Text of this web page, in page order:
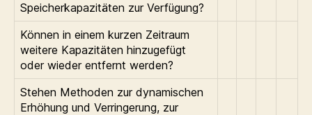
Speicherkapazitäten zur Verfügung?
Können in einem kurzen Zeitraum
weitere Kapazitäten hinzugefügt
oder wieder entfernt werden?
Stehen Methoden zur dynamischen
Erhöhung und Verringerung, zur